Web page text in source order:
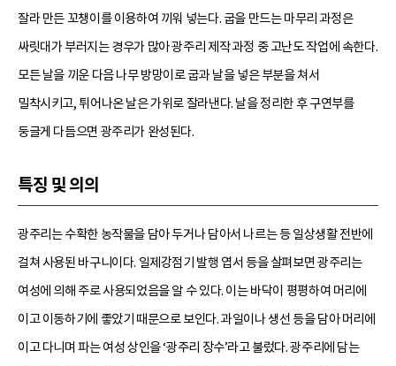
잘라 만든 꼬챙이를 이용하여 끼워 넣는다. 굽을 만드는 마무리 과정은
싸릿대가 부러지는 경우가 많아 광주리 제작 과정 중 고난도 작업에 속한다.
모든 날을 끼운 다음 나무 방망이로 굽과 날을 넣은 부분을 쳐서
밀착시키고, 튀어나온 날은 가위로 잘라낸다. 날을 정리한 후 구연부를
둥글게 다듬으면 광주리가 완성된다.
특징 및 의의
광주리는 수확한 농작물을 담아 두거나 담아서 나르는 등 일상생활 전반에
걸쳐 사용된 바구니이다. 일제강점기 발행 엽서 등을 살펴보면 광주리는
여성에 의해 주로 사용되었음을 알 수 있다. 이는 바닥이 평평하여 머리에
이고 이동하기에 좋았기 때문으로 보인다. 과일이나 생선 등을 담아 머리에
이고 다니며 파는 여성 상인을 ‘광주리 장수’라고 불렀다. 광주리에 담는